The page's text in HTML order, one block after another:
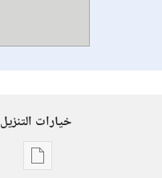
خيارات التنزيل
خيارات